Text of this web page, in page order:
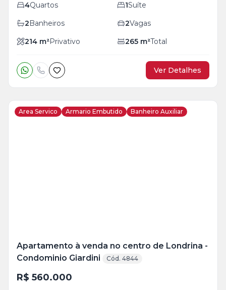
4Quartos 1Suíte
2Banheiros 2Vagas
214 m²Privativo 265 m²Total
Ver Detalhes
Area Servico Armario Embutido Banheiro Auxiliar
Apartamento à venda no centro de Londrina -
Condominio Giardini
Cód. 4844
R$ 560.000